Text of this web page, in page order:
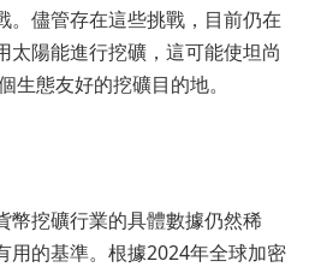
。儘管存在這些挑戰，目前仍在
太陽能進行挖礦，這可能使坦尚
生態友好的挖礦目的地。
幣挖礦行業的具體數據仍然稀
用的基準。根據2024年全球加密